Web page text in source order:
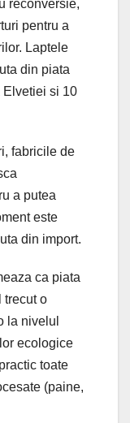
reconversie,
pentru a
Laptele
din piata
Elvetiei si 10
fabricile de
a putea
este
din import.
ca piata
trecut o
la nivelul
ecologice
toate
(paine,